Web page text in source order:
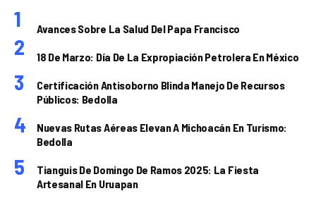
Avances Sobre La Salud Del Papa Francisco
18 De Marzo: Día De La Expropiación Petrolera En México
Certificación Antisoborno Blinda Manejo De Recursos
Públicos: Bedolla
Nuevas Rutas Aéreas Elevan A Michoacán En Turismo:
Bedolla
Tianguis De Domingo De Ramos 2025: La Fiesta
Artesanal En Uruapan